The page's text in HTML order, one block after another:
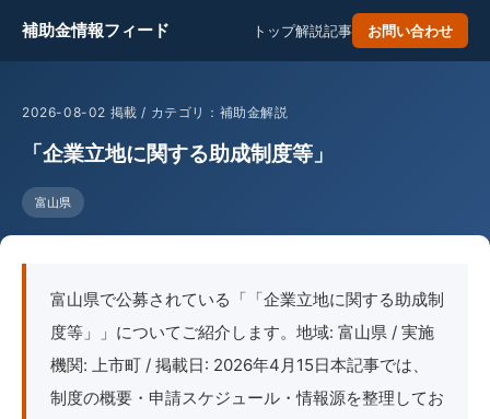
補助金情報フィード トップ解説記事 お問い合わせ
2026-08-02 掲載 / カテゴリ：補助金解説
「企業立地に関する助成制度等」
富山県
富山県で公募されている「「企業立地に関する助成制
度等」」についてご紹介します。地域: 富山県 / 実施
機関: 上市町 / 掲載日: 2026年4月15日本記事では、
制度の概要・申請スケジュール・情報源を整理してお